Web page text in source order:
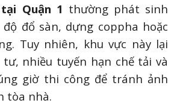
Quận 1 thường phát sinh
đổ sàn, dựng coppha hoặc
Tuy nhiên, khu vực này lại
nhiều tuyến hạn chế tải và
giờ thi công để tránh ảnh
tòa nhà.